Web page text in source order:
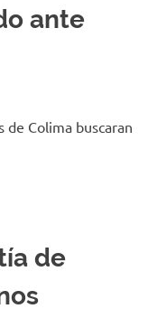
ante
de Colima buscaran
de